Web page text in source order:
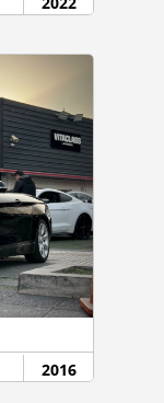
2016